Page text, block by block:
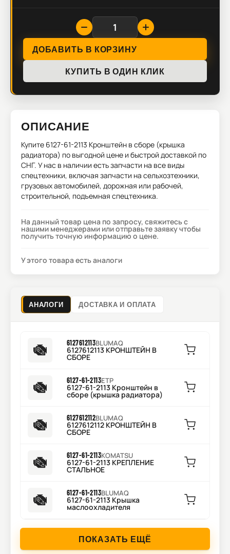
ДОБАВИТЬ В КОРЗИНУ
КУПИТЬ В ОДИН КЛИК
ОПИСАНИЕ
Купите 6127-61-2113 Кронштейн в сборе (крышка
радиатора) по выгодной цене и быстрой доставкой по
СНГ. У нас в наличии есть запчасти на все виды
спецтехники, включая запчасти на сельхозтехники,
грузовых автомобилей, дорожная или рабочей,
строительной, подъемная спецтехника.
На данный товар цена по запросу, свяжитесь с
нашими менеджерами или отправьте заявку чтобы
получить точную информацию о цене.
У этого товара есть аналоги
АНАЛОГИ ДОСТАВКА И ОПЛАТА
6127612113BLUMAQ
6127612113 КРОНШТЕЙН В
СБОРЕ
6127-61-2113ETP
6127-61-2113 Кронштейн в
сборе (крышка радиатора)
6127612112BLUMAQ
6127612112 КРОНШТЕЙН В
СБОРЕ
6127-61-2113KOMATSU
6127-61-2113 КРЕПЛЕНИЕ
СТАЛЬНОЕ
6127-61-2113BLUMAQ
6127-61-2113 Крышка
маслоохладителя
ПОКАЗАТЬ ЕЩЁ